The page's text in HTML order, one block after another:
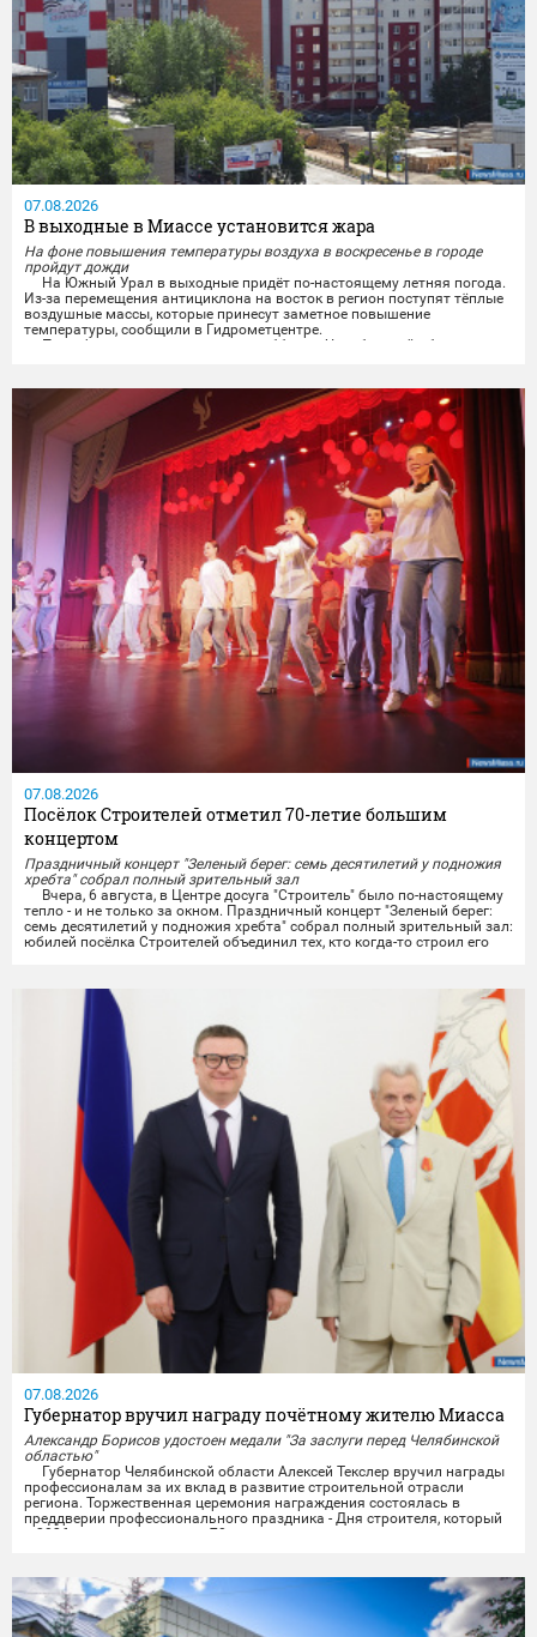
07.08.2026
В выходные в Миассе установится жара
На фоне повышения температуры воздуха в воскресенье в городе
пройдут дожди
На Южный Урал в выходные придёт по-настоящему летняя погода.
Из-за перемещения антициклона на восток в регион поступят тёплые
воздушные массы, которые принесут заметное повышение
температуры, сообщили в Гидрометцентре.
По информации синоптиков, в субботу в Челябинской области
07.08.2026
Посёлок Строителей отметил 70-летие большим
концертом
Праздничный концерт "Зеленый берег: семь десятилетий у подножия
хребта" собрал полный зрительный зал
Вчера, 6 августа, в Центре досуга "Строитель" было по-настоящему
тепло - и не только за окном. Праздничный концерт "Зеленый берег:
семь десятилетий у подножия хребта" собрал полный зрительный зал:
юбилей посёлка Строителей объединил тех, кто когда-то строил его
Со сцены звучали тёплые слова...
07.08.2026
Губернатор вручил награду почётному жителю Миасса
Александр Борисов удостоен медали "За заслуги перед Челябинской
областью"
Губернатор Челябинской области Алексей Текслер вручил награды
профессионалам за их вклад в развитие строительной отрасли
региона. Торжественная церемония награждения состоялась в
преддверии профессионального праздника - Дня строителя, который
в 2026 году отмечает свое 70-летие.